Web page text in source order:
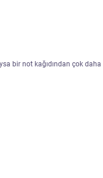
bir not kağıdından çok daha